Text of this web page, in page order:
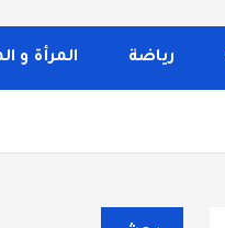
مقسم بوضوح إلى أقسام
رياضة المرأة و